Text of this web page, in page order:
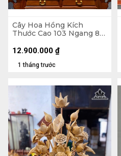
Cây Hoa Hồng Kích
Thước Cao 103 Ngang 80
Ngư - Lá Gỗ Sưa - Thân
1 tháng trước
12.900.000 ₫